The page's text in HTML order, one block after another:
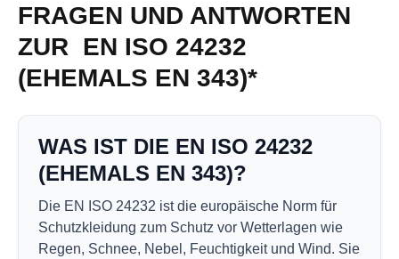
FRAGEN UND ANTWORTEN
ZUR EN ISO 24232
(EHEMALS EN 343)*
WAS IST DIE EN ISO 24232
(EHEMALS EN 343)?
Die EN ISO 24232 ist die europäische Norm für
Schutzkleidung zum Schutz vor Wetterlagen wie
Regen, Schnee, Nebel, Feuchtigkeit und Wind. Sie